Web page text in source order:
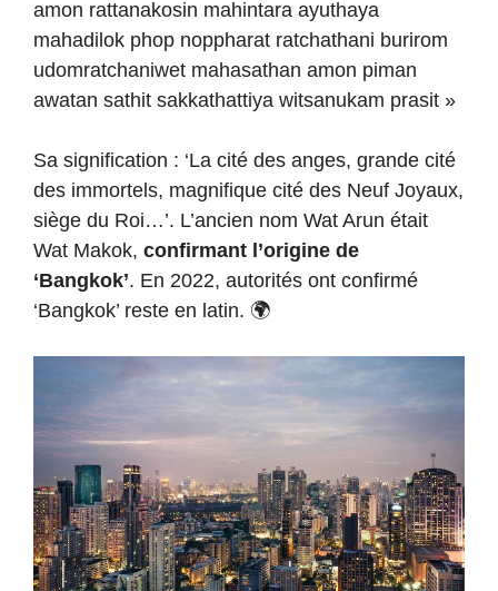
amon rattanakosin mahintara ayuthaya
mahadilok phop noppharat ratchathani burirom
udomratchaniwet mahasathan amon piman
awatan sathit sakkathattiya witsanukam prasit »
Sa signification : ‘La cité des anges, grande cité
des immortels, magnifique cité des Neuf Joyaux,
siège du Roi…’. L’ancien nom Wat Arun était
Wat Makok, confirmant l’origine de
‘Bangkok’. En 2022, autorités ont confirmé
‘Bangkok’ reste en latin. 🌍